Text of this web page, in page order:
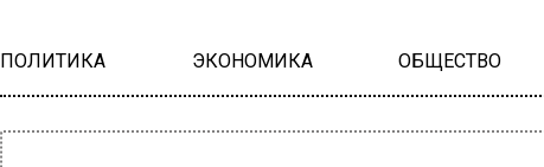
ПОЛИТИКА ЭКОНОМИКА ОБЩЕСТВО